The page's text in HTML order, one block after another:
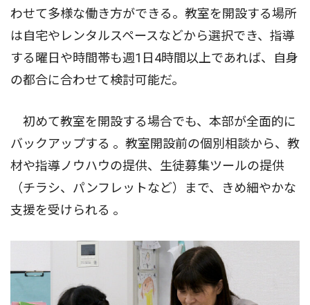
わせて多様な働き方ができる。教室を開設する場所
は自宅やレンタルスペースなどから選択でき、指導
する曜日や時間帯も週1日4時間以上であれば、自身
の都合に合わせて検討可能だ。
初めて教室を開設する場合でも、本部が全面的に
バックアップする 。教室開設前の個別相談から、教
材や指導ノウハウの提供、生徒募集ツールの提供
（チラシ、パンフレットなど）まで、きめ細やかな
支援を受けられる 。